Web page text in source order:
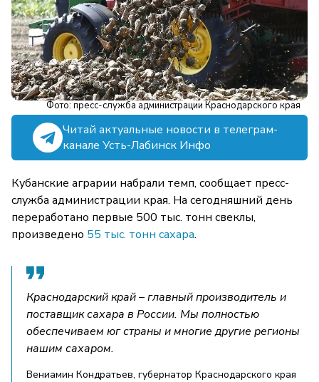
Фото: пресс-служба администрации Краснодарского края
Читай актуальные новости в телеграм-
канале Усть-Лабинск Инфо
Кубанские аграрии набрали темп, сообщает пресс-
служба администрации края. На сегодняшний день
переработано первые 500 тыс. тонн свеклы,
произведено 55 тыс. тонн сахара.
Краснодарский край – главный производитель и
поставщик сахара в России. Мы полностью
обеспечиваем юг страны и многие другие регионы
нашим сахаром.
Вениамин Кондратьев, губернатор Краснодарского края